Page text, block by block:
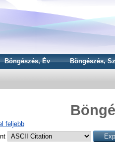
Böngészés, Év Böngészés,
feljebb